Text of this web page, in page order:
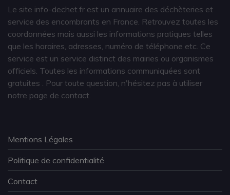
Le site info-dechet.fr est un annuaire des déchèteries et
service des encombrants en France. Retrouvez toutes les
coordonnées mais aussi les informations pratiques telles
que les horaires, adresses, numéro de téléphone etc. Ce
service est un service distinct des mairies ou organismes
officiels. Toutes les informations communiquées sont
gratuites
. Pour toute question, n'hésitez pas à utiliser
notre page de contact.
Mentions Légales
Politique de confidentialité
Contact